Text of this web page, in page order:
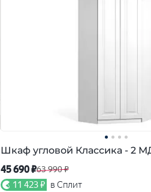
Шкаф угловой Классика - 2
45 690 ₽63 990 ₽
11 423 ₽ в Сплит